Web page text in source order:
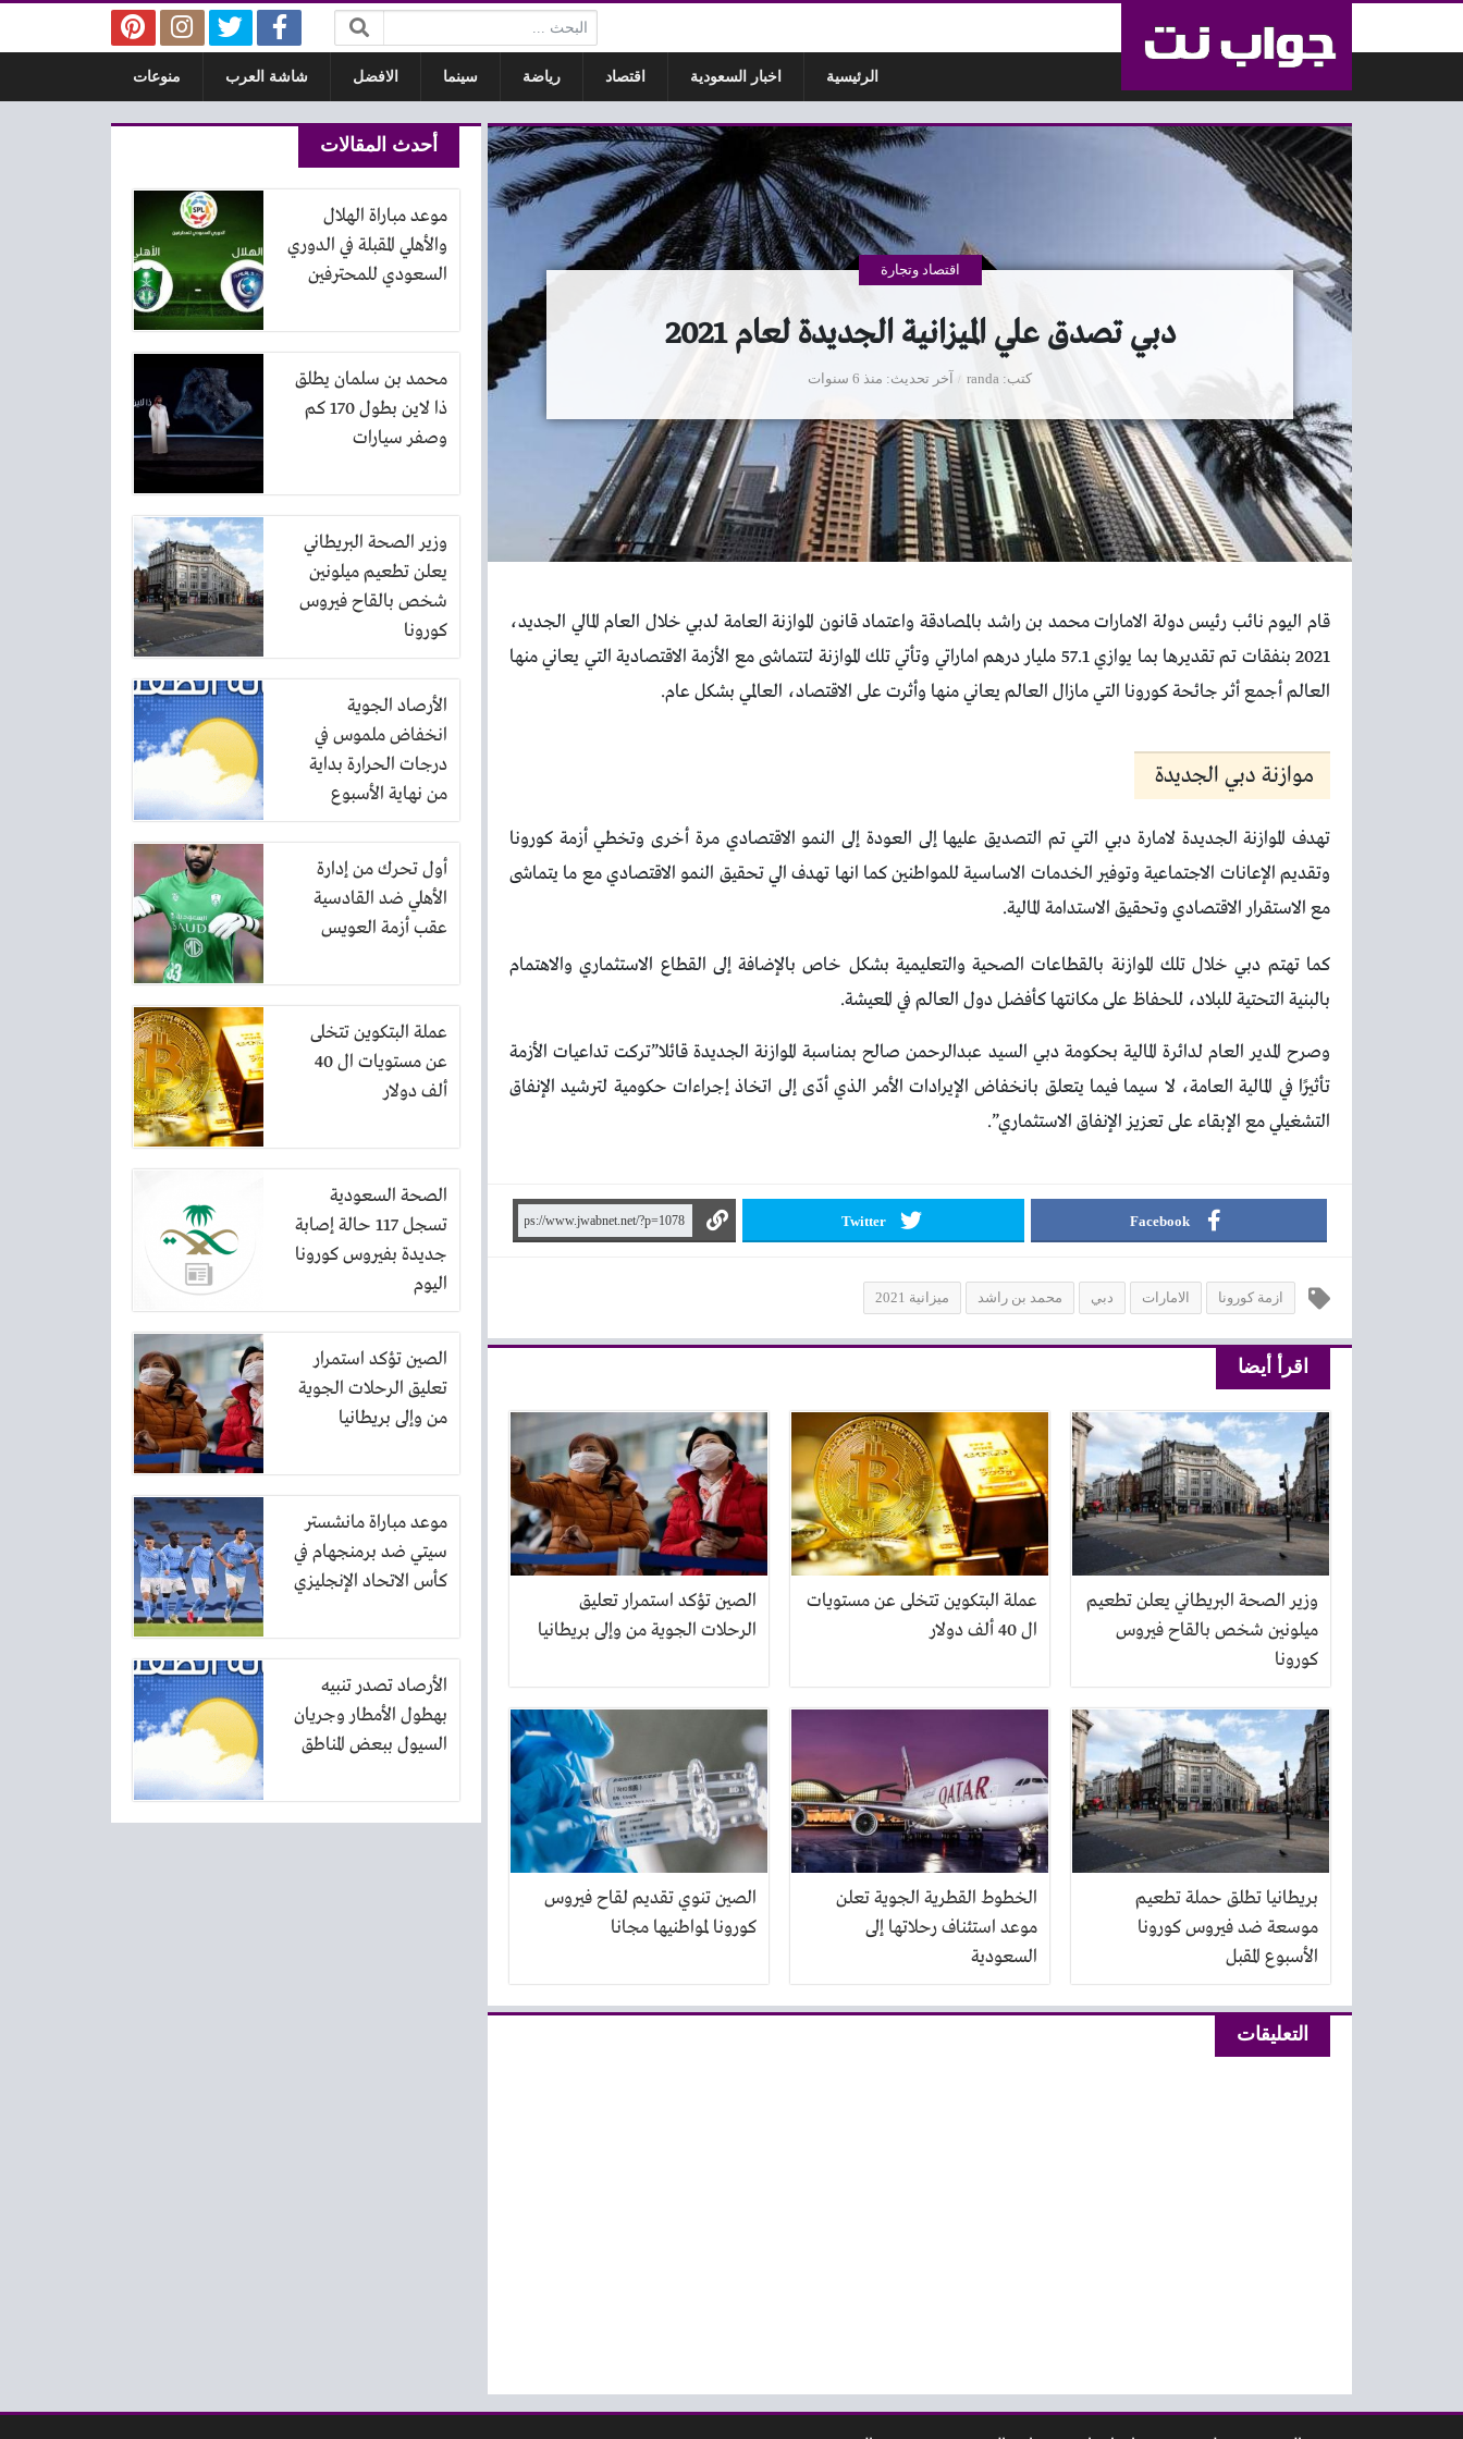
البحث:
الرئيسية اخبار السعودية اقتصاد رياضة سينما الافضل شاشة العرب منوعات
دبي تصدق علي الميزانية الجديدة لعام 2021
كتب randa
اقتصاد وتجارة
آخر تحديث منذ 6 سنوات
قام اليوم نائب رئيس دولة الامارات محمد بن راشد بالمصادقة واعتماد قانون الموازنة العامة لدبي خلال العام المالي الجديد،
2021 بنفقات تم تقديرها بما يوازي 57.1 مليار درهم اماراتي وتأتي تلك الموازنة لتتماشى مع الأزمة الاقتصادية التي يعاني منها
العالم أجمع أثر جائحة كورونا التي مازال العالم يعاني منها وأثرت على الاقتصاد، العالمي بشكل عام.
موازنة دبي الجديدة
تهدف الموازنة الجديدة لامارة دبي التي تم التصديق عليها إلى العودة إلى النمو الاقتصادي مرة أخرى وتخطي أزمة كورونا
وتقديم الإعانات الاجتماعية وتوفير الخدمات الاساسية للمواطنين كما انها تهدف الي تحقيق النمو الاقتصادي مع ما يتماشى
مع الاستقرار الاقتصادي وتحقيق الاستدامة المالية.
كما تهتم دبي خلال تلك الموازنة بالقطاعات الصحية والتعليمية بشكل خاص بالإضافة إلى القطاع الاستثماري والاهتمام
بالبنية التحتية للبلاد، للحفاظ على مكانتها كأفضل دول العالم في المعيشة.
وصرح المدير العام لدائرة المالية بحكومة دبي السيد عبدالرحمن صالح بمناسبة الموازنة الجديدة قائلا”تركت تداعيات الأزمة
تأثيرًا في المالية العامة، لا سيما فيما يتعلق بانخفاض الإيرادات الأمر الذي أدّى إلى اتخاذ إجراءات حكومية لترشيد الإنفاق
التشغيلي مع الإبقاء على تعزيز الإنفاق الاستثماري”.
Facebook
Twitter
ازمة كورونا الامارات دبي محمد بن راشد ميزانية 2021
اقرأ أيضا
وزير الصحة البريطاني يعلن تطعيم
ميلونين شخص بالقاح فيروس
كورونا
عملة البتكوين تتخلى عن مستويات
ال 40 ألف دولار
الصين تؤكد استمرار تعليق
الرحلات الجوية من وإلى بريطانيا
بريطانيا تطلق حملة تطعيم
موسعة ضد فيروس كورونا
الأسبوع المقبل
الخطوط القطرية الجوية تعلن
موعد استئناف رحلاتها إلى
السعودية
الصين تنوي تقديم لقاح فيروس
كورونا لمواطنيها مجانا
التعليقات
أحدث المقالات
موعد مباراة الهلال
والأهلي المقبلة في الدوري
السعودي للمحترفين
محمد بن سلمان يطلق
ذا لاين بطول 170 كم
وصفر سيارات
وزير الصحة البريطاني
يعلن تطعيم ميلونين
شخص بالقاح فيروس
كورونا
الأرصاد الجوية
انخفاض ملموس في
درجات الحرارة بداية
من نهاية الأسبوع
الحالي
أول تحرك من إدارة
الأهلي ضد القادسية
عقب أزمة العويس
عملة البتكوين تتخلى
عن مستويات ال 40
ألف دولار
الصحة السعودية
تسجل 117 حالة إصابة
جديدة بفيروس كورونا
اليوم
الصين تؤكد استمرار
تعليق الرحلات الجوية
من وإلى بريطانيا
موعد مباراة مانشستر
سيتي ضد برمنجهام في
كأس الاتحاد الإنجليزي
الأرصاد تصدر تنبيه
بهطول الأمطار وجريان
السيول ببعض المناطق